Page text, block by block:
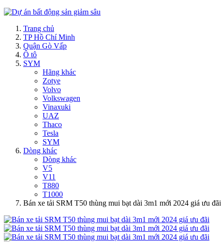
Trang chủ
TP Hồ Chí Minh
Quận Gò Vấp
Ô tô
SYM
Hãng khác
Zotye
Volvo
Volkswagen
Vinaxuki
UAZ
Thaco
Tesla
SYM
Dòng khác
Dòng khác
V5
V11
T880
T1000
Bán xe tải SRM T50 thùng mui bạt dài 3m1 mới 2024 giá ưu đãi